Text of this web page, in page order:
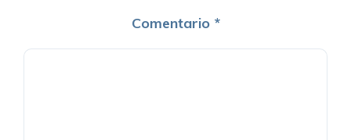
Comentario *